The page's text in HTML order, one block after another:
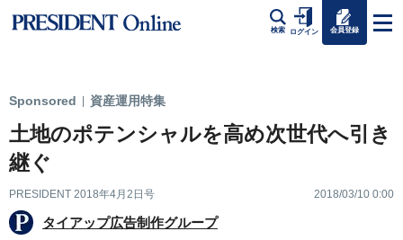
検索 ログイン 会員登録
Sponsored 資産運用特集
土地のポテンシャルを高め次世代へ引き
継ぐ
PRESIDENT 2018年4月2日号 2018/03/10 0:00
タイアップ広告制作グループ